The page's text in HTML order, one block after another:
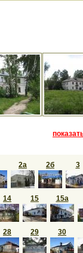
2а 2б 3
14 15 15а
28 29 30